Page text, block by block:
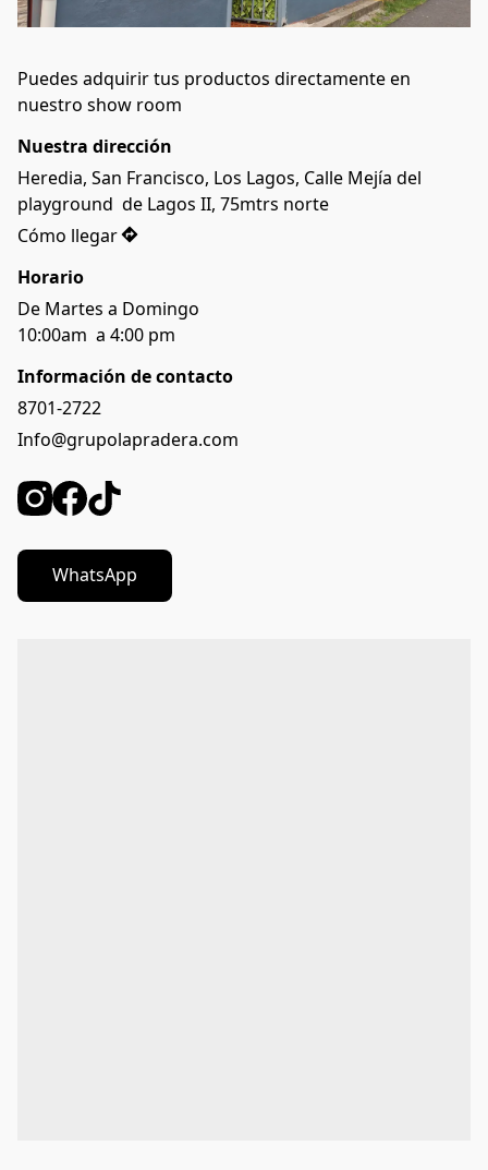
Puedes adquirir tus productos directamente en
nuestro show room
Nuestra dirección
Heredia, San Francisco, Los Lagos, Calle Mejía del
playground  de Lagos II, 75mtrs norte
Cómo llegar
Horario
De Martes a Domingo
10:00am  a 4:00 pm
Información de contacto
8701-2722
Info@grupolapradera.com
WhatsApp